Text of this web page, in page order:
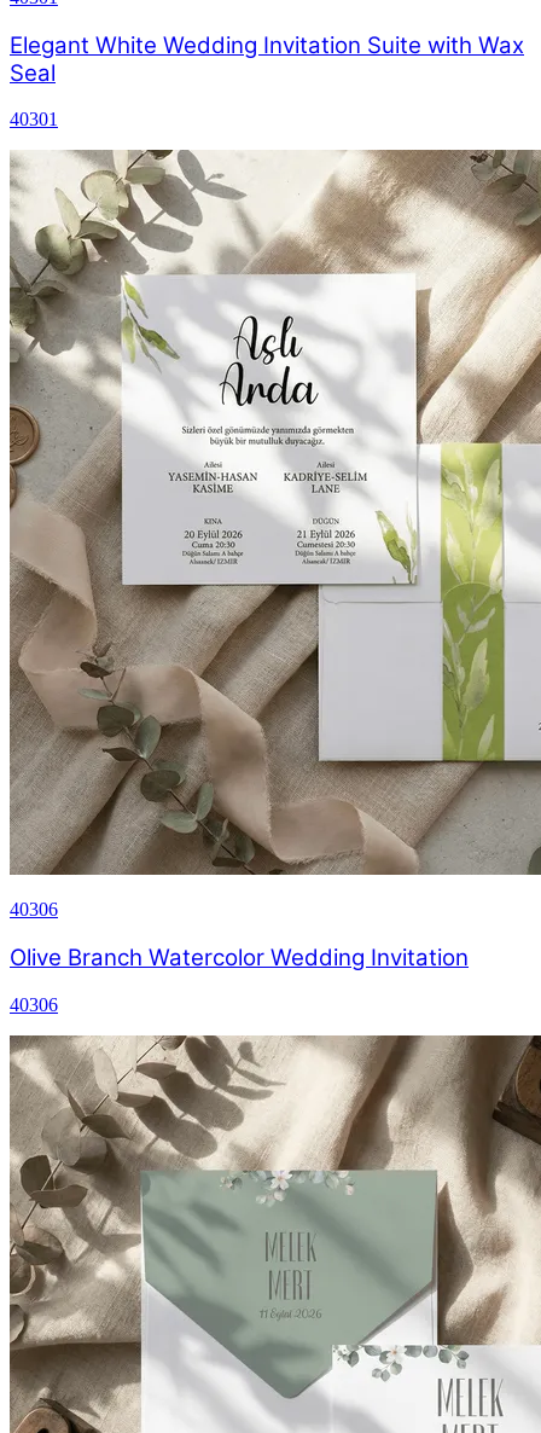
Elegant White Wedding Invitation Suite with Wax
Seal
40301
40306
Olive Branch Watercolor Wedding Invitation
40306